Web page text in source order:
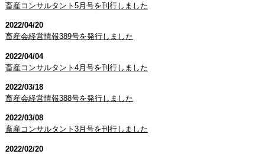
畜産コンサルタント5月号を刊行しました
2022/04/20
畜産会経営情報389号を発行しました
2022/04/04
畜産コンサルタント4月号を刊行しました
2022/03/18
畜産会経営情報388号を発行しました
2022/03/08
畜産コンサルタント3月号を刊行しました
2022/02/20